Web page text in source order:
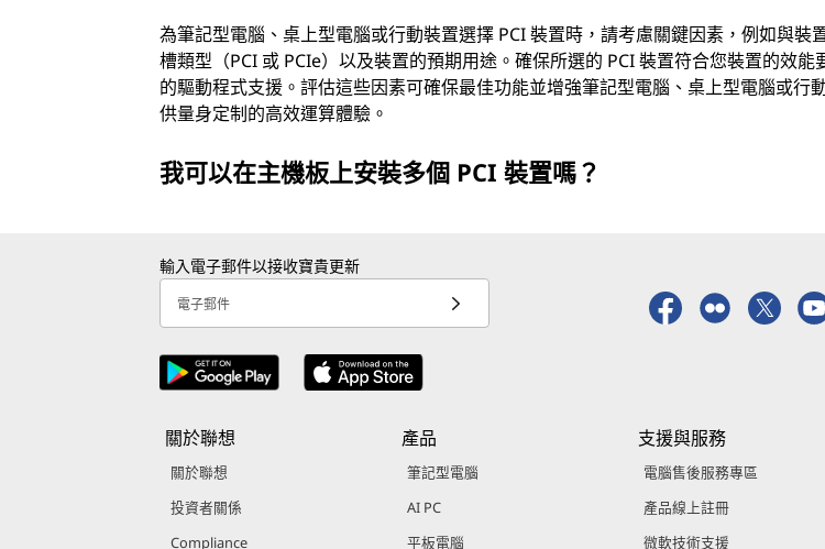
為筆記型電腦、桌上型電腦或行動裝置選擇 PCI 裝置時，請考慮關鍵因素，例如與裝
槽類型（PCI 或 PCIe）以及裝置的預期用途。確保所選的 PCI 裝置符合您裝置的效
的驅動程式支援。評估這些因素可確保最佳功能並增強筆記型電腦、桌上型電腦或行
供量身定制的高效運算體驗。
我可以在主機板上安裝多個 PCI 裝置嗎？
輸入電子郵件以接收寶貴更新
電子郵件
關於聯想
關於聯想
投資者關係
Compliance
產品
筆記型電腦
AI PC
平板電腦
支援與服務
電腦售後服務專區
產品線上註冊
微軟技術支援